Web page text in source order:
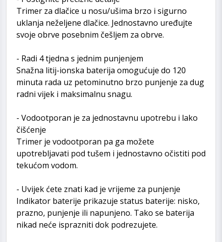
Trimer za dlačice u nosu/ušima brzo i sigurno
uklanja neželjene dlačice. Jednostavno uređujte
svoje obrve posebnim češljem za obrve.
- Radi 4 tjedna s jednim punjenjem
Snažna litij-ionska baterija omogućuje do 120
minuta rada uz petominutno brzo punjenje za dug
radni vijek i maksimalnu snagu.
- Vodootporan je za jednostavnu upotrebu i lako
čišćenje
Trimer je vodootporan pa ga možete
upotrebljavati pod tušem i jednostavno očistiti pod
tekućom vodom.
- Uvijek ćete znati kad je vrijeme za punjenje
Indikator baterije prikazuje status baterije: nisko,
prazno, punjenje ili napunjeno. Tako se baterija
nikad neće isprazniti dok podrezujete.